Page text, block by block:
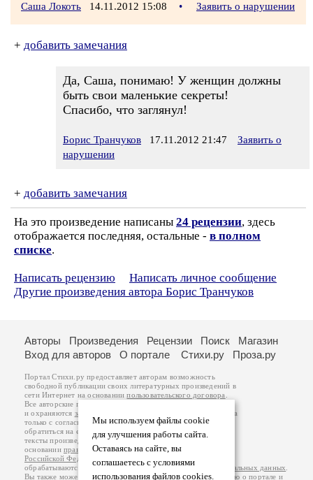
Саша Локоть 14.11.2012 15:08 • Заявить о нарушении
+ добавить замечания
Да, Саша, понимаю! У женщин должны
быть свои маленькие секреты!
Спасибо, что заглянул!
Борис Транчуков 17.11.2012 21:47
Заявить о
нарушении
+ добавить замечания
На это произведение написаны 24 рецензии, здесь
отображается последняя, остальные - в полном
списке.
Написать рецензию
Написать личное сообщение
Другие произведения автора Борис Транчуков
Мы используем файлы cookie
для улучшения работы сайта.
Оставаясь на сайте, вы
соглашаетесь с условиями
использования файлов cookies.
Авторы Произведения Рецензии Поиск
Магазин
Вход для авторов
О портале Стихи.ру Проза.ру
Портал Стихи.ру предоставляет авторам возможность
свободной публикации своих литературных произведений в
сети Интернет на основаниипользовательского договора
Все авторские права на произведения принадлежат авторам
и охраняются законом
. Перепечатка произведений возможна
только с согласия его автора, к которому вы можете
обратиться на его авторской странице. Ответственность за
тексты произведений авторы несут самостоятельно на
основанииправил публикацииизаконодательства
Российской Федерации
обрабатываются на основанииПолитики обработки персональных данных
Вы также можете посмотреть более подробнуюинформацию о портале и